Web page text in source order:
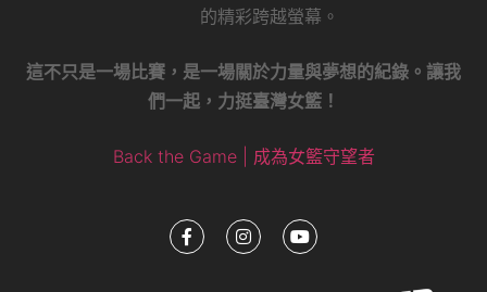
的精彩跨越螢幕。
這不只是一場比賽，是一場關於力量與夢想的紀錄。讓我
們一起，力挺臺灣女籃！
Back the Game | 成為女籃守望者